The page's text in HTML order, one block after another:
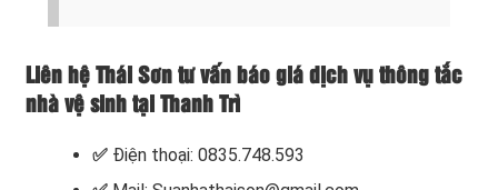
Liên hệ Thái Sơn tư vấn báo giá dịch vụ thông tắc
nhà vệ sinh tại Thanh Trì
✅ Điện thoại: 0835.748.593